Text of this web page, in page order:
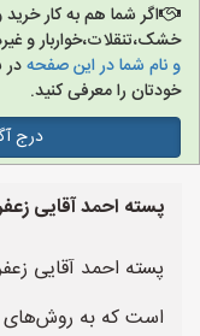
اگر شما هم به کار
خشک،تنقلات،خواربار و
و نام شما در این صفحه
خودتان را معرفی کنید.
درج
پسته احمد آقایی
پسته احمد آقایی
است که به روش‌های